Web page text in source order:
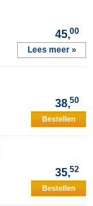
45,00
Lees meer »
38,50
Bestellen
35,52
Bestellen